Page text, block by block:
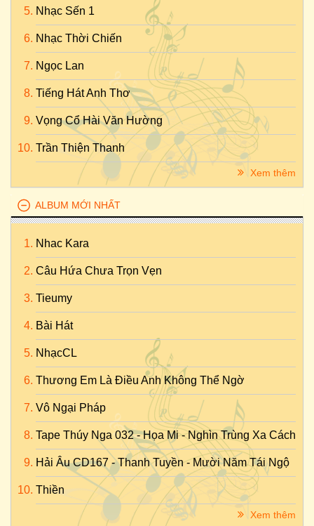
Nhạc Sến 1
Nhạc Thời Chiến
Ngọc Lan
Tiếng Hát Anh Thơ
Vọng Cổ Hài Văn Hường
Trần Thiện Thanh
Xem thêm
ALBUM MỚI NHẤT
Nhac Kara
Câu Hứa Chưa Trọn Vẹn
Tieumy
Bài Hát
NhạcCL
Thương Em Là Điều Anh Không Thể Ngờ
Vô Ngại Pháp
Tape Thúy Nga 032 - Họa Mi - Nghìn Trùng Xa Cách
Hải Âu CD167 - Thanh Tuyền - Mười Năm Tái Ngộ
Thiền
Xem thêm